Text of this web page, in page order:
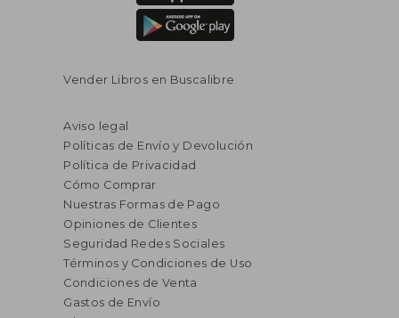
Vender Libros en Buscalibre
Aviso legal
Políticas de Envío y Devolución
Política de Privacidad
Cómo Comprar
Nuestras Formas de Pago
Opiniones de Clientes
Seguridad Redes Sociales
Términos y Condiciones de Uso
Condiciones de Venta
Gastos de Envío